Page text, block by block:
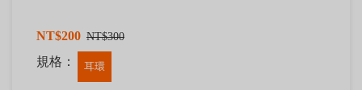
NT$200 NT$300
規格： 耳環